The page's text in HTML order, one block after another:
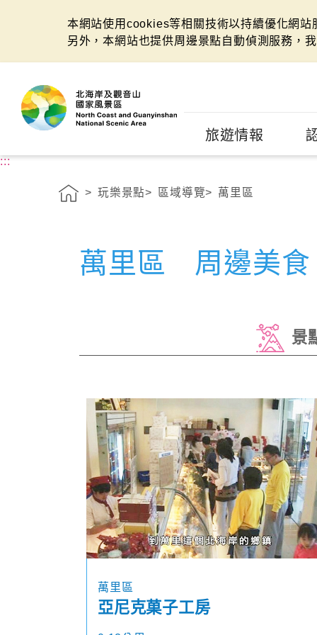
本網站使用cookies等相關技術以持續優化網
另外，本網站也提供周邊景點自動偵測服務，
旅遊情報
:::
玩樂景點 區域導覽 萬里區
萬里區 周邊美食
景
萬里區
亞尼克菓子工房